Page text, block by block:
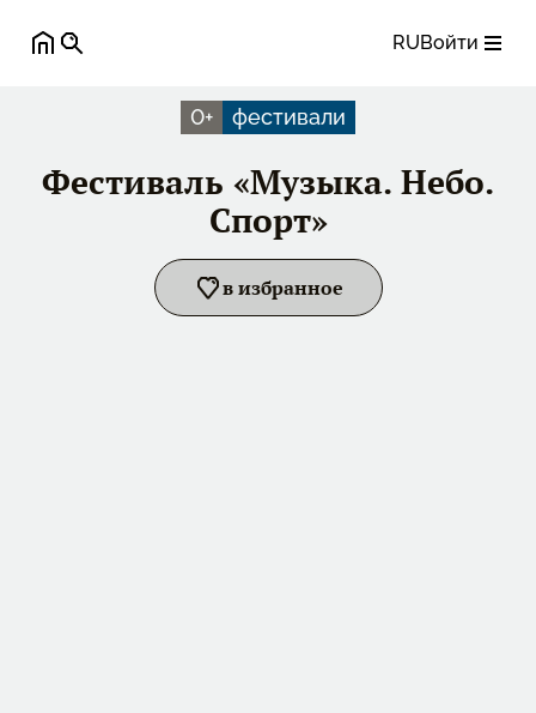
RUВойти
0+ фестивали
Фестиваль «Музыка. Небо.
Спорт»
в избранное